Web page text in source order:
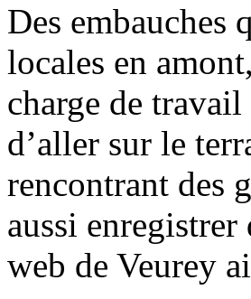
Des embauches
locales en
charge de
d’aller sur le
rencontrant des
aussi
web de Veurey